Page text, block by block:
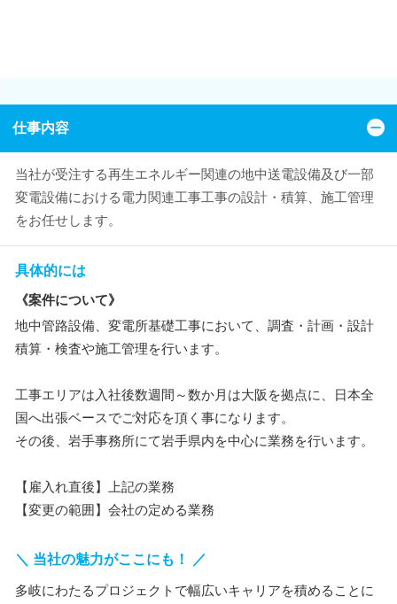
仕事内容
当社が受注する再生エネルギー関連の地中送電設備及び一部
変電設備における電力関連工事工事の設計・積算、施工管理
をお任せします。
具体的には
《案件について》
地中管路設備、変電所基礎工事において、調査・計画・設計
積算・検査や施工管理を行います。
工事エリアは入社後数週間～数か月は大阪を拠点に、日本全
国へ出張ベースでご対応を頂く事になります。
その後、岩手事務所にて岩手県内を中心に業務を行います。
【雇入れ直後】上記の業務
【変更の範囲】会社の定める業務
＼ 当社の魅力がここにも！ ／
多岐にわたるプロジェクトで幅広いキャリアを積めることに